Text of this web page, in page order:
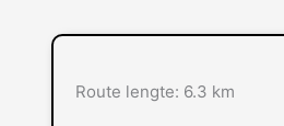
Route lengte: 6.3 km